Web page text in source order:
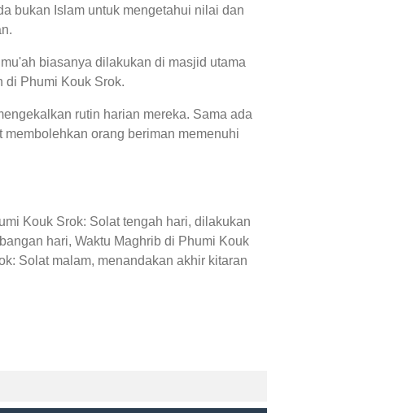
bukan Islam untuk mengetahui nilai dan
biasanya dilakukan di masjid utama
di Phumi Kouk Srok.
rutin harian mereka. Sama ada
orang beriman memenuhi
Kouk Srok: Solat tengah hari, dilakukan
hari, Waktu Maghrib di Phumi Kouk
Solat malam, menandakan akhir kitaran